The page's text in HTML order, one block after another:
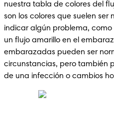
nuestra tabla de colores del
son los colores que suelen ser
indicar algún problema, como
un flujo amarillo en el
embarazadas pueden ser
circunstancias, pero también
de una infección o cambios